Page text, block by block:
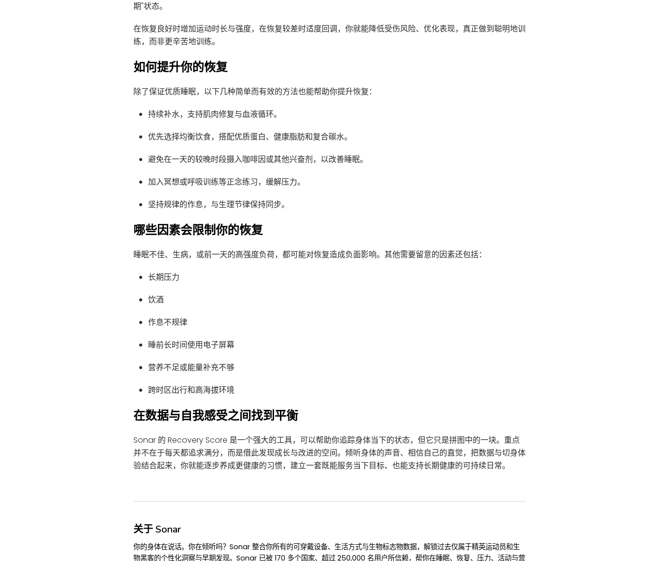
期"状态。
在恢复良好时增加运动时长与强度，在恢复较差时适度回调，你就能降低受伤风险、优化表现，真正做到聪明地训
练，而非更辛苦地训练。
如何提升你的恢复
除了保证优质睡眠，以下几种简单而有效的方法也能帮助你提升恢复：
持续补水，支持肌肉修复与血液循环。
优先选择均衡饮食，搭配优质蛋白、健康脂肪和复合碳水。
避免在一天的较晚时段摄入咖啡因或其他兴奋剂，以改善睡眠。
加入冥想或呼吸训练等正念练习，缓解压力。
坚持规律的作息，与生理节律保持同步。
哪些因素会限制你的恢复
睡眠不佳、生病，或前一天的高强度负荷，都可能对恢复造成负面影响。其他需要留意的因素还包括：
长期压力
饮酒
作息不规律
睡前长时间使用电子屏幕
营养不足或能量补充不够
跨时区出行和高海拔环境
在数据与自我感受之间找到平衡
Sonar 的 Recovery Score 是一个强大的工具，可以帮助你追踪身体当下的状态，但它只是拼图中的一块。重点
并不在于每天都追求满分，而是借此发现成长与改进的空间。倾听身体的声音、相信自己的直觉，把数据与切身体
验结合起来，你就能逐步养成更健康的习惯，建立一套既能服务当下目标、也能支持长期健康的可持续日常。
关于 Sonar
你的身体在说话。你在倾听吗？Sonar 整合你所有的可穿戴设备、生活方式与生物标志物数据，解锁过去仅属于精英运动员和生
物黑客的个性化洞察与早期发现。Sonar 已被 170 多个国家、超过 250,000 名用户所信赖，帮你在睡眠、恢复、压力、活动与营